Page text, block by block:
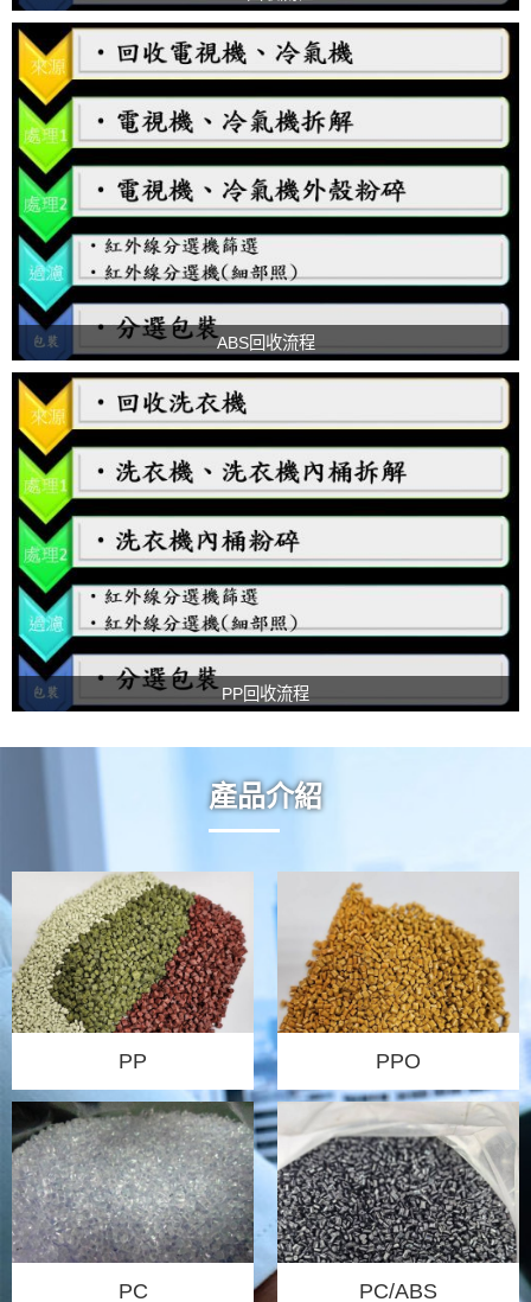
PC 回收流程
ABS回收流程
PP回收流程
產品介紹
PP PPO
PC PC/ABS